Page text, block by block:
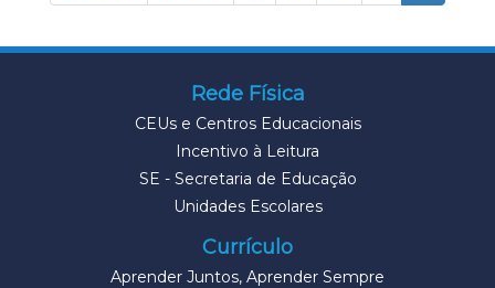
Rede Física
CEUs e Centros Educacionais
Incentivo à Leitura
SE - Secretaria de Educação
Unidades Escolares
Currículo
Aprender Juntos, Aprender Sempre